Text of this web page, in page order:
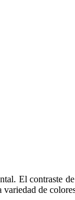
El contraste
variedad de